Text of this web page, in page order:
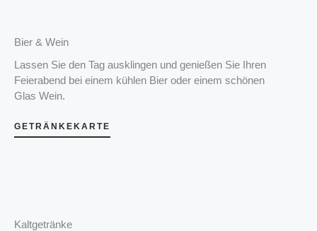
Bier & Wein
Lassen Sie den Tag ausklingen und genießen Sie Ihren
Feierabend bei einem kühlen Bier oder einem schönen
Glas Wein.
GETRÄNKEKARTE
Kaltgetränke